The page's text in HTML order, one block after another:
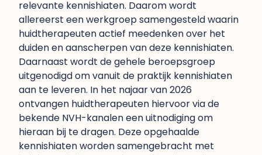
relevante kennishiaten. Daarom wordt
allereerst een werkgroep samengesteld waarin
huidtherapeuten actief meedenken over het
duiden en aanscherpen van deze kennishiaten.
Daarnaast wordt de gehele beroepsgroep
uitgenodigd om vanuit de praktijk kennishiaten
aan te leveren. In het najaar van 2026
ontvangen huidtherapeuten hiervoor via de
bekende NVH-kanalen een uitnodiging om
hieraan bij te dragen. Deze opgehaalde
kennishiaten worden samengebracht met